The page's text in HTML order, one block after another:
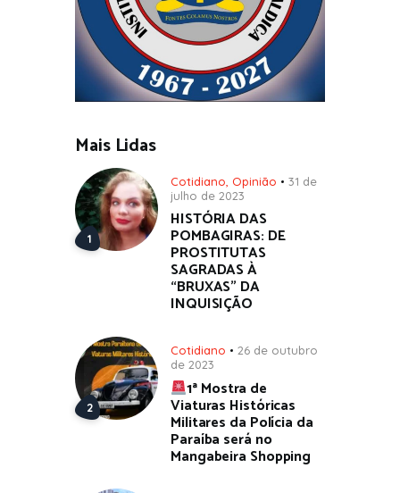
Mais Lidas
Cotidiano Opinião
31 de
julho de 2023
HISTÓRIA DAS
POMBAGIRAS: DE
PROSTITUTAS
SAGRADAS À
“BRUXAS” DA
INQUISIÇÃO
Cotidiano
26 de outubro
de 2023
1ª Mostra de
Viaturas Históricas
Militares da Polícia da
Paraíba será no
Mangabeira Shopping